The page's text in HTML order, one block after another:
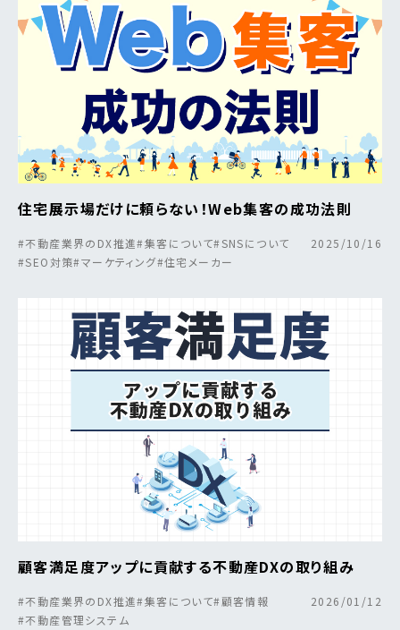
住宅展示場だけに頼らない！Web集客の成功法則
#不動産業界のDX推進#集客について#SNSについて
#SEO対策#マーケティング#住宅メーカー
2025/10/16
顧客満足度アップに貢献する不動産DXの取り組み
#不動産業界のDX推進#集客について#顧客情報
#不動産管理システム
2026/01/12